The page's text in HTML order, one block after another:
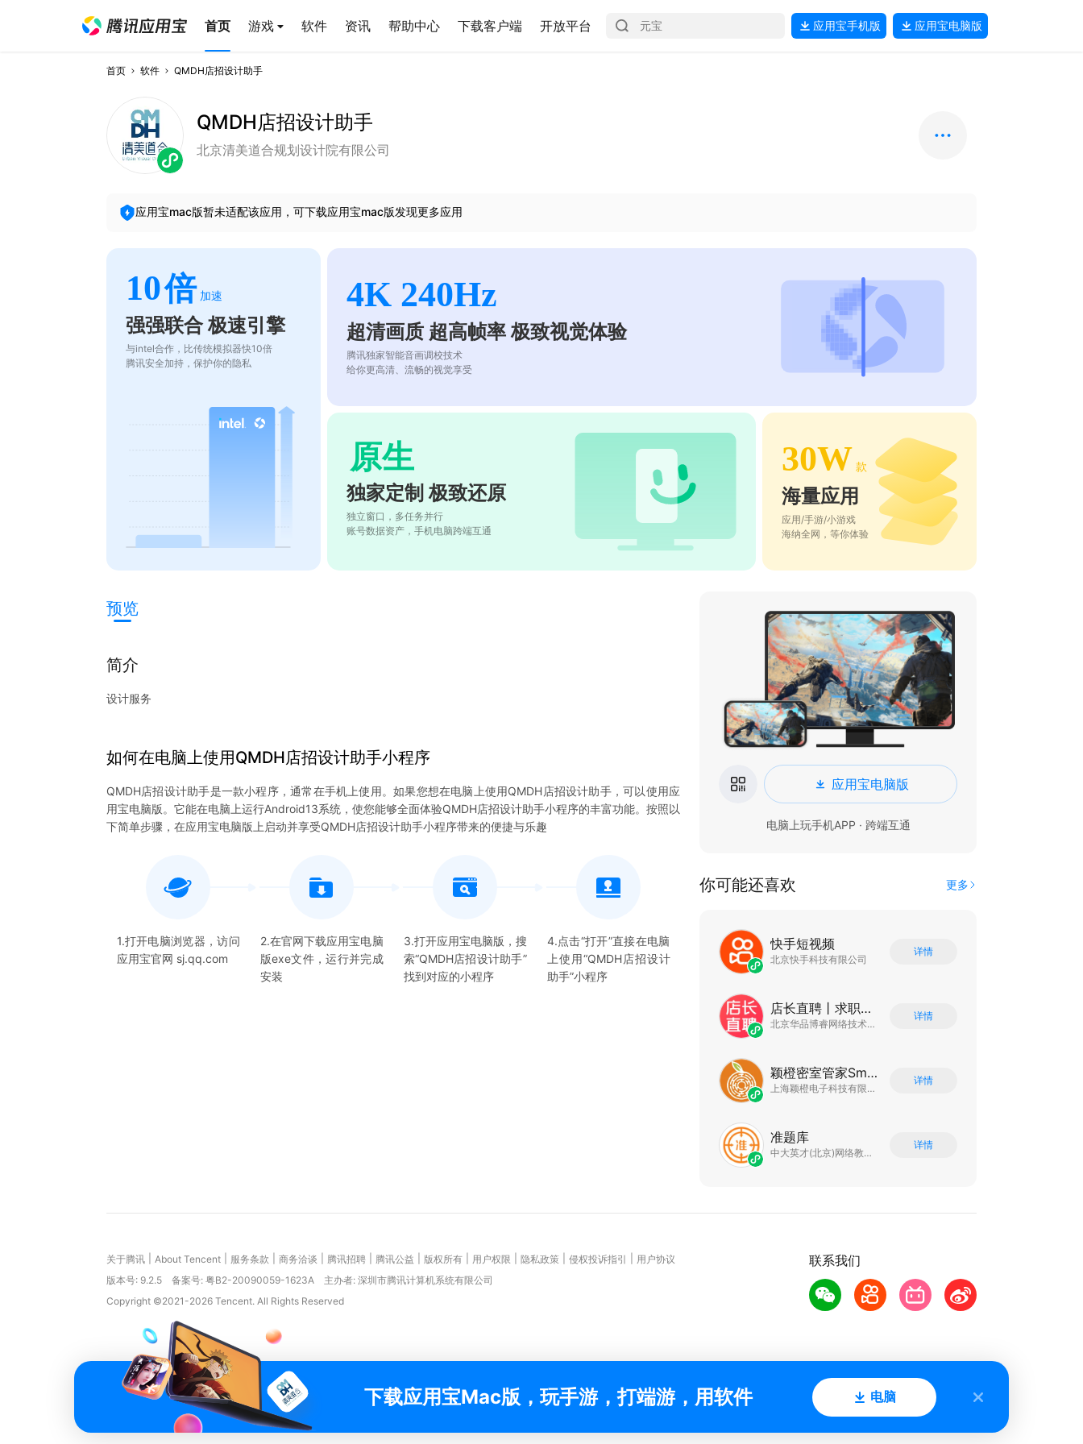
首页 游戏 软件 资讯 帮助中心 下载客户端 开放平台 应用宝手机版 应用宝电脑版
首页 软件 QMDH店招设计助手
QMDH店招设计助手
北京清美道合规划设计院有限公司
应用宝mac版暂未适配该应用，可下载应用宝mac版发现更多应用
10倍 加速
强强联合 极速引擎
与intel合作，比传统模拟器快10倍
腾讯安全加持，保护你的隐私
4K 240Hz
超清画质 超高帧率 极致视觉体验
腾讯独家智能音画调校技术
给你更高清、流畅的视觉享受
原生
独家定制 极致还原
独立窗口，多任务并行
账号数据资产，手机电脑跨端互通
30W 款
海量应用
应用/手游/小游戏
海纳全网，等你体验
预览
简介
设计服务
如何在电脑上使用QMDH店招设计助手小程序
QMDH店招设计助手是一款小程序，通常在手机上使用。如果您想在电脑上使用QMDH店招设计助手，可以使用应
用宝电脑版。它能在电脑上运行Android13系统，使您能够全面体验QMDH店招设计助手小程序的丰富功能。按照以
下简单步骤，在应用宝电脑版上启动并享受QMDH店招设计助手小程序带来的便捷与乐趣
1.打开电脑浏览器，访问
应用宝官网 sj.qq.com
2.在官网下载应用宝电脑
版exe文件，运行并完成
安装
3.打开应用宝电脑版，搜
索“QMDH店招设计助手”
找到对应的小程序
4.点击“打开”直接在电脑
上使用“QMDH店招设计
助手”小程序
应用宝电脑版
电脑上玩手机APP · 跨端互通
你可能还喜欢 更多
快手短视频
北京快手科技有限公司
详情
店长直聘丨求职招聘找工作
北京华品博睿网络技术有限公司
详情
颖橙密室管家SmartOrange
上海颖橙电子科技有限公司
详情
准题库
中大英才(北京)网络教育科技有限公司
详情
联系我们
关于腾讯 About Tencent 服务条款 商务洽谈 腾讯招聘 腾讯公益 版权所有 用户权限 隐私政策 侵权投诉指引
用户协议
版本号: 9.2.5 备案号: 粤B2-20090059-1623A
主办者: 深圳市腾讯计算机系统有限公司
Copyright ©2021-2026 Tencent. All Rights Reserved
下载应用宝Mac版，玩手游，打端游，用软件 电脑